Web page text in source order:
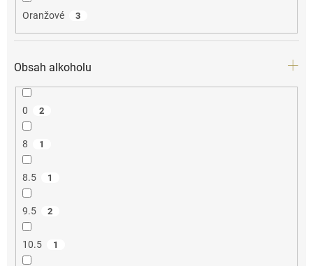
Oranžové 3
Obsah alkoholu
0 2
8 1
8.5 1
9.5 2
10.5 1